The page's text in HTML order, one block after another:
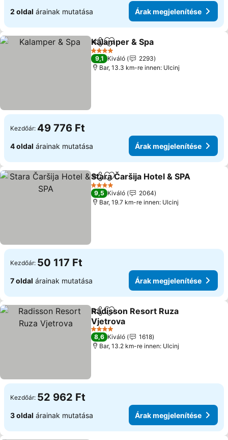
2 oldal árainak mutatása Árak megjelenítése
MegosztásHozzáadás a kedvencekhez
Kalamper & Spa
4 Kategória
9,1 Kiváló
2293
Bar, 13.3 km-re innen: Ulcinj
Kezdőár: 49 776 Ft
4 oldal árainak mutatása Árak megjelenítése
Megosztás
Hozzáadás a kedvencekhez
Stara Čaršija Hotel & SPA
4 Kategória
9,5 Kiváló
2064
Bar, 19.7 km-re innen: Ulcinj
Kezdőár: 50 117 Ft
7 oldal árainak mutatása Árak megjelenítése
MegosztásHozzáadás a kedvencekhez
Radisson Resort Ruza
Vjetrova
Árak megjelenítése
4 Kategória
8,6 Kiváló
1618
Bar, 13.2 km-re innen: Ulcinj
Kezdőár: 52 962 Ft
3 oldal árainak mutatása Árak megjelenítése